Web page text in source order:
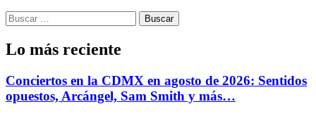
Buscar:
Lo más reciente
Conciertos en la CDMX en agosto de 2026: Sentidos
opuestos, Arcángel, Sam Smith y más…